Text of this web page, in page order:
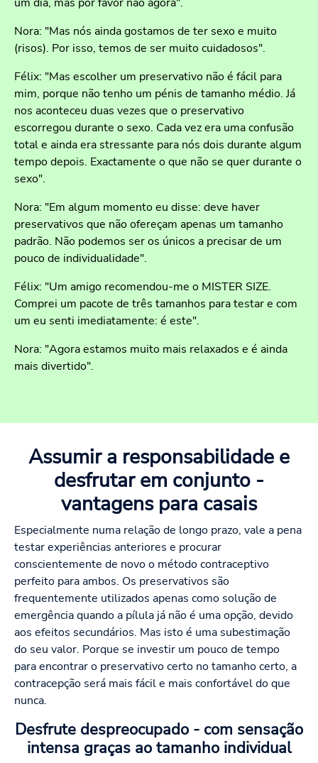
um dia, mas por favor não agora".
Nora: "Mas nós ainda gostamos de ter sexo e muito
(risos). Por isso, temos de ser muito cuidadosos".
Félix: "Mas escolher um preservativo não é fácil para
mim, porque não tenho um pénis de tamanho médio. Já
nos aconteceu duas vezes que o preservativo
escorregou durante o sexo. Cada vez era uma confusão
total e ainda era stressante para nós dois durante algum
tempo depois. Exactamente o que não se quer durante o
sexo".
Nora: "Em algum momento eu disse: deve haver
preservativos que não ofereçam apenas um tamanho
padrão. Não podemos ser os únicos a precisar de um
pouco de individualidade".
Félix: "Um amigo recomendou-me o MISTER SIZE.
Comprei um pacote de três tamanhos para testar e com
um eu senti imediatamente: é este".
Nora: "Agora estamos muito mais relaxados e é ainda
mais divertido".
Assumir a responsabilidade e
desfrutar em conjunto -
vantagens para casais
Especialmente numa relação de longo prazo, vale a pena
testar experiências anteriores e procurar
conscientemente de novo o método contraceptivo
perfeito para ambos. Os preservativos são
frequentemente utilizados apenas como solução de
emergência quando a pílula já não é uma opção, devido
aos efeitos secundários. Mas isto é uma subestimação
do seu valor. Porque se investir um pouco de tempo
para encontrar o preservativo certo no tamanho certo, a
contracepção será mais fácil e mais confortável do que
nunca.
Desfrute despreocupado - com sensação
intensa graças ao tamanho individual